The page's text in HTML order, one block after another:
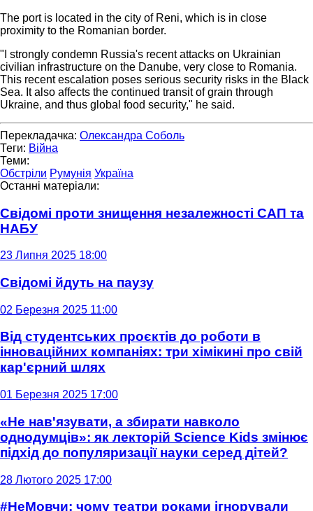
The port is located in the city of Reni, which is in close
proximity to the Romanian border.
"I strongly condemn Russia's recent attacks on Ukrainian
civilian infrastructure on the Danube, very close to Romania.
This recent escalation poses serious security risks in the Black
Sea. It also affects the continued transit of grain through
Ukraine, and thus global food security," he said.
Перекладачка: Олександра Соболь
Теги: Війна
Теми:
Обстріли Румунія Україна
Останні матеріали:
Свідомі проти знищення незалежності САП та
НАБУ
23 Липня 2025 18:00
Свідомі йдуть на паузу
02 Березня 2025 11:00
Від студентських проєктів до роботи в
інноваційних компаніях: три хімікині про свій
кар'єрний шлях
01 Березня 2025 17:00
«Не нав'язувати, а збирати навколо
однодумців»: як лекторій Science Kids змінює
підхід до популяризації науки серед дітей?
28 Лютого 2025 17:00
#НеМовчи: чому театри роками ігнорували